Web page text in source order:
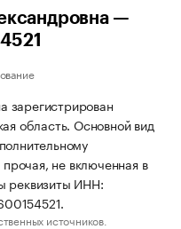
—
зарегистрирован
область. Основной вид
не включенная в
реквизиты ИНН:
источников.